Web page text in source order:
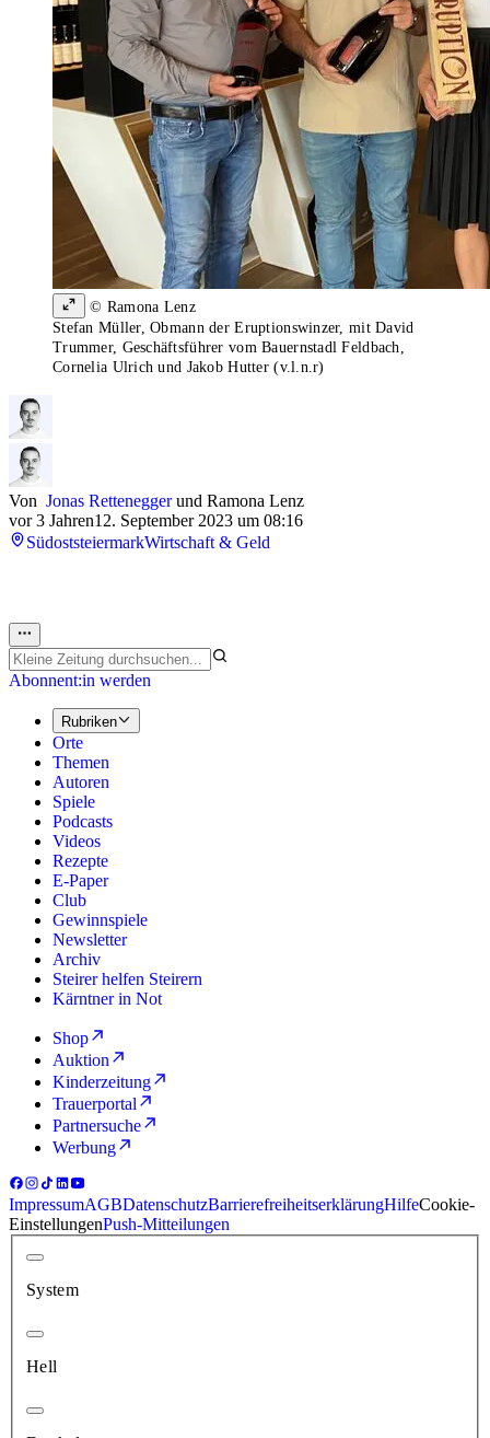
© Ramona Lenz
Stefan Müller, Obmann der Eruptionswinzer, mit David
Trummer, Geschäftsführer vom Bauernstadl Feldbach,
Cornelia Ulrich und Jakob Hutter (v.l.n.r)
Von Jonas Retteneggerund Ramona Lenz
vor 3 Jahren12. September 2023 um 08:16
SüdoststeiermarkWirtschaft & Geld
Abonnent:in werden
Rubriken
Orte
Themen
Autoren
Spiele
Podcasts
Videos
Rezepte
E-Paper
Club
Gewinnspiele
Newsletter
Archiv
Steirer helfen Steirern
Kärntner in Not
Shop
Auktion
Kinderzeitung
Trauerportal
Partnersuche
Werbung
ImpressumAGBDatenschutzBarrierefreiheitserklärungHilfeCookie-
EinstellungenPush-Mitteilungen
System
Hell